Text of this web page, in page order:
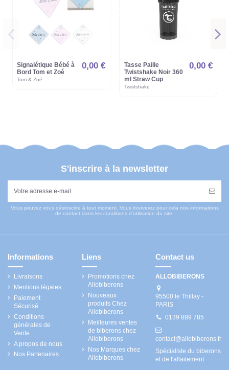
Signalétique Bébé à
Bord Tom et Zoé
Tom & Zoé
0,00 €
Tasse Paille
Twistshake Noir 360
ml Straw Cup
Twistshake
0,00 €
S'inscrire à la newsletter
Vous pouvez vous désinscrire à tout moment. Vous trouverez pour cela nos informations
de contact dans les conditions d'utilisation du site.
Informations
Livraisons
Mentions légales
Paiement
Sécurisé
Conditions
générales de
Vente
A propos de nous
Nos Partenaires
Liens
Promotions chez
Allobiberons
Nouveaux
produits Chez
Allobiberons
Meilleures ventes
de biberons chez
Allobiberons
Nos Marques chez
Allobiberons
Contact us
ALLOBIBERONS
95500 le Thillay -
PARIS
0139 889 785
contact@allobiberons.fr
Spécialiste du biberons
et de l'allaitement